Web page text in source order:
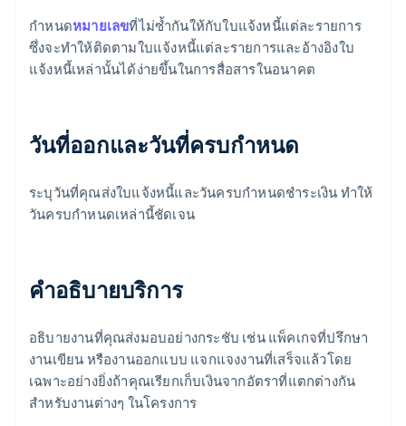
กําหนดหมายเลขที่ไม่ซ้ำกันให้กับใบแจ้งหนี้แต่ละรายการ
ซึ่งจะทําให้ติดตามใบแจ้งหนี้แต่ละรายการและอ้างอิงใบ
แจ้งหนี้เหล่านั้นได้ง่ายขึ้นในการสื่อสารในอนาคต
วันที่ออกและวันที่ครบกําหนด
ระบุวันที่คุณส่งใบแจ้งหนี้และวันครบกําหนดชําระเงิน ทําให้
วันครบกําหนดเหล่านี้ชัดเจน
คําอธิบายบริการ
อธิบายงานที่คุณส่งมอบอย่างกระชับ เช่น แพ็คเกจที่ปรึกษา
งานเขียน หรืองานออกแบบ แจกแจงงานที่เสร็จแล้วโดย
เฉพาะอย่างยิ่งถ้าคุณเรียกเก็บเงินจากอัตราที่แตกต่างกัน
สําหรับงานต่างๆ ในโครงการ